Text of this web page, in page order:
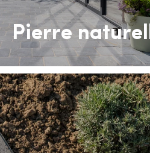
Pierre